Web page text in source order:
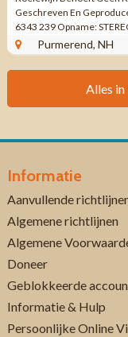
Geschreven En
6343 239 Opname:
1974 Made in HOLLAND ...
Purmerend, NH
Alles
Informatie
Aanvullende
Algemene richtlijnen
Algemene
Doneer
Geblokkeerde
Informatie & Hulp
Persoonlijke Online